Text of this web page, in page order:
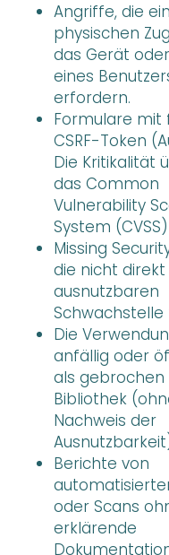
Angriffe, die
physischen
das Gerät
eines
erfordern.
Formulare mit
CSRF-Token
Die Kritikalität
das Common
Vulnerability
System
Missing
die nicht direkt
ausnutzbaren
Schwachstelle
Die
anfällig oder
als
Bibliothek
Nachweis der
Berichte von
oder Scans
erklärende